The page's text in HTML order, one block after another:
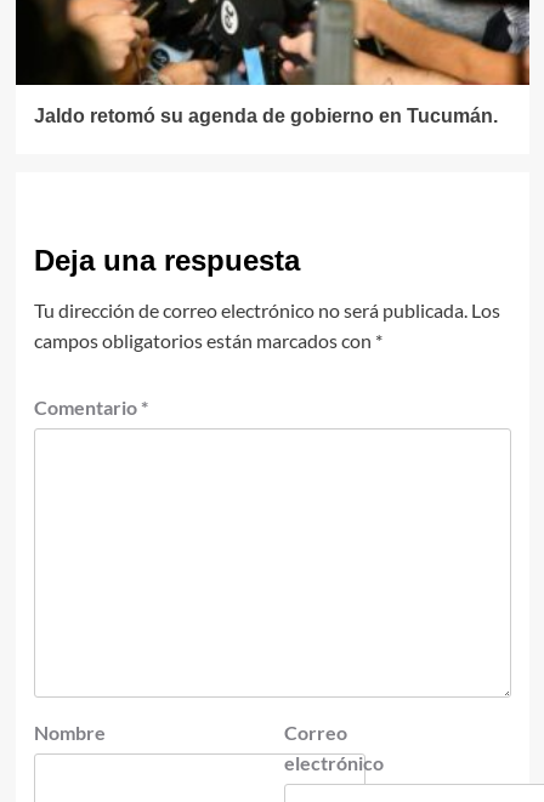
Jaldo retomó su agenda de gobierno en Tucumán.
Deja una respuesta
Tu dirección de correo electrónico no será publicada. Los
campos obligatorios están marcados con *
Comentario *
Nombre
Correo
electrónico